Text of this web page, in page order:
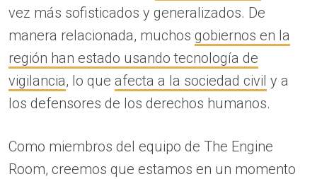
vez más sofisticados y generalizados. De
manera relacionada, muchos gobiernos en la
región han estado usando tecnología de
vigilancia, lo que afecta a la sociedad civil y a
los defensores de los derechos humanos.
Como miembros del equipo de The Engine
Room, creemos que estamos en un momento